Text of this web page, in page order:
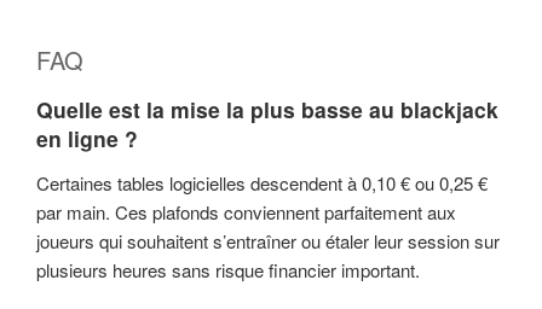
FAQ
Quelle est la mise la plus basse au blackjack
en ligne ?
Certaines tables logicielles descendent à 0,10 € ou 0,25 €
par main. Ces plafonds conviennent parfaitement aux
joueurs qui souhaitent s’entraîner ou étaler leur session sur
plusieurs heures sans risque financier important.